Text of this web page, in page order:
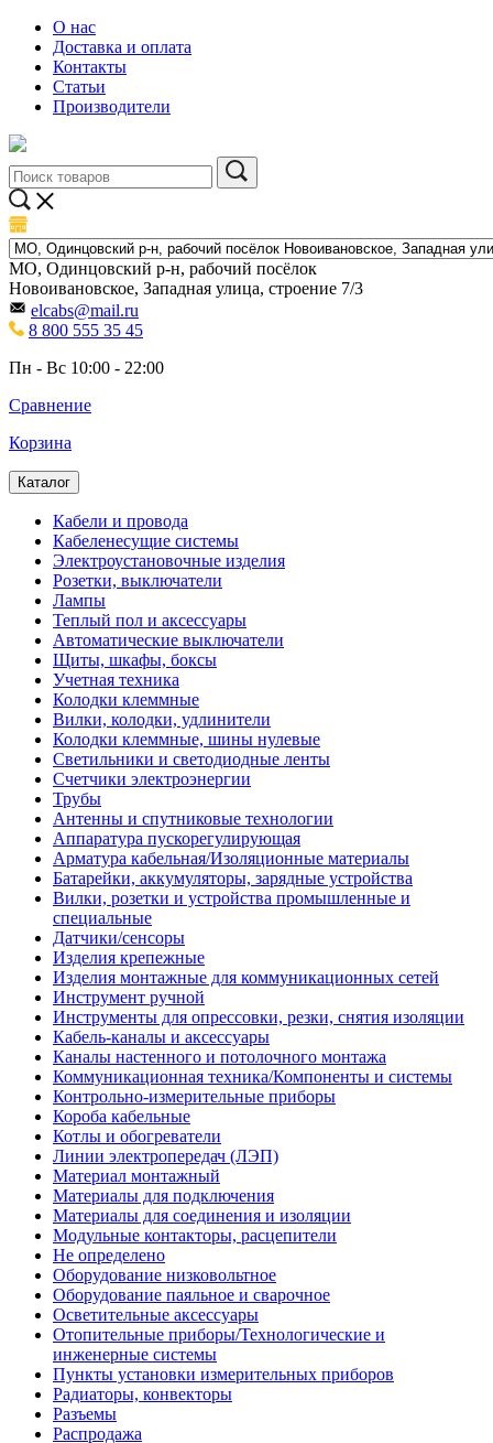
О нас
Доставка и оплата
Контакты
Статьи
Производители
МО, Одинцовский р-н, рабочий посёлок
Новоивановское, Западная улица, строение 7/3
elcabs@mail.ru
8 800 555 35 45
Пн - Вс 10:00 - 22:00
Сравнение
Корзина
Каталог
Кабели и провода
Кабеленесущие системы
Электроустановочные изделия
Розетки, выключатели
Лампы
Теплый пол и аксессуары
Автоматические выключатели
Щиты, шкафы, боксы
Учетная техника
Колодки клеммные
Вилки, колодки, удлинители
Колодки клеммные, шины нулевые
Светильники и светодиодные ленты
Счетчики электроэнергии
Трубы
Антенны и спутниковые технологии
Аппаратура пускорегулирующая
Арматура кабельная/Изоляционные материалы
Батарейки, аккумуляторы, зарядные устройства
Вилки, розетки и устройства промышленные и
специальные
Датчики/сенсоры
Изделия крепежные
Изделия монтажные для коммуникационных сетей
Инструмент ручной
Инструменты для опрессовки, резки, снятия изоляции
Кабель-каналы и аксессуары
Каналы настенного и потолочного монтажа
Коммуникационная техника/Компоненты и системы
Контрольно-измерительные приборы
Короба кабельные
Котлы и обогреватели
Линии электропередач (ЛЭП)
Материал монтажный
Материалы для подключения
Материалы для соединения и изоляции
Модульные контакторы, расцепители
Не определено
Оборудование низковольтное
Оборудование паяльное и сварочное
Осветительные аксессуары
Отопительные приборы/Технологические и
инженерные системы
Пункты установки измерительных приборов
Радиаторы, конвекторы
Разъемы
Распродажа